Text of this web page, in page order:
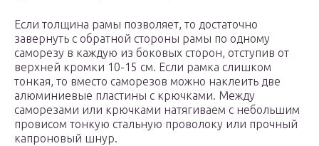
Если толщина рамы позволяет, то достаточно
завернуть с обратной стороны рамы по одному
саморезу в каждую из боковых сторон, отступив от
верхней кромки 10-15 см. Если рамка слишком
тонкая, то вместо саморезов можно наклеить две
алюминиевые пластины с крючками. Между
саморезами или крючками натягиваем с небольшим
провисом тонкую стальную проволоку или прочный
капроновый шнур.